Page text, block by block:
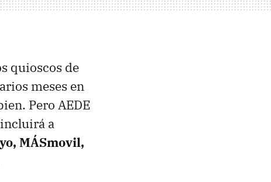
quioscos de
meses en
Pero AEDE
a
MÁSmovil,